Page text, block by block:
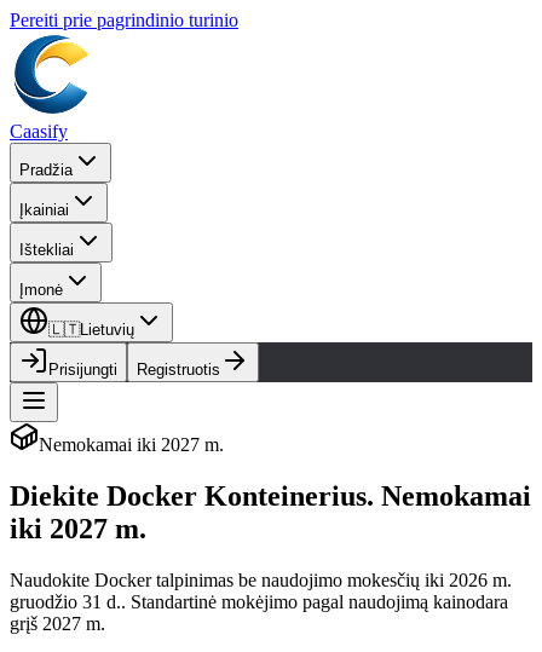
Pereiti prie pagrindinio turinio
Caasify
Pradžia
Įkainiai
Ištekliai
Įmonė
🇱🇹Lietuvių
Prisijungti Registruotis
Nemokamai iki 2027 m.
Diekite Docker Konteinerius. Nemokamai
iki 2027 m.
Naudokite Docker talpinimas be naudojimo mokesčių iki 2026 m.
gruodžio 31 d.. Standartinė mokėjimo pagal naudojimą kainodara
grįš 2027 m.